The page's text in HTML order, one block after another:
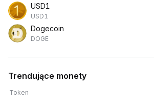
USD1
USD1
Dogecoin
DOGE
Trendujące monety
Token